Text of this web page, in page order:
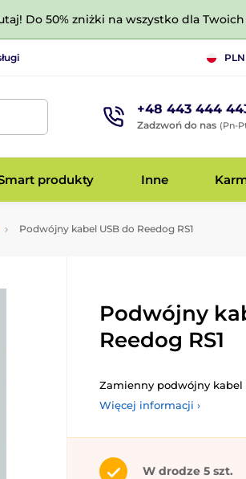
Do 50% zniżki na wszystko dla
PLN
+48 443 444
Zadzwoń do nas (Pn-
produkty Inne
Podwójny kabel USB do Reedog RS1
Podwójny
Reedog RS1
Zamienny podwójny kabel
Więcej informacji ›
W drodze 5 szt.